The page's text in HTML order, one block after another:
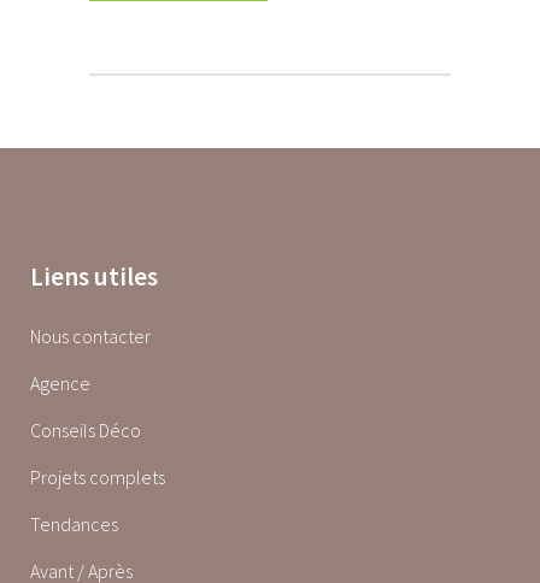
Liens utiles
Nous contacter
Agence
Conseils Déco
Projets complets
Tendances
Avant / Après